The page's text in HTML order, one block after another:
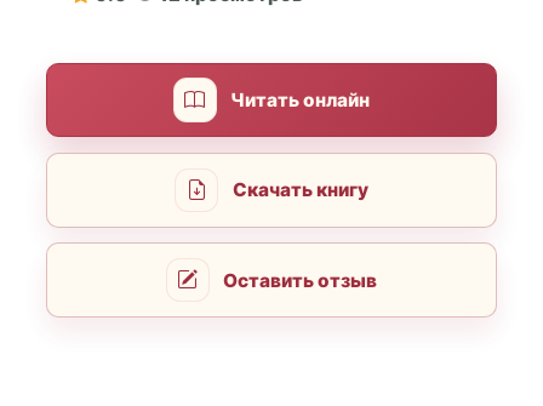
Читать онлайн
Скачать книгу
Оставить отзыв